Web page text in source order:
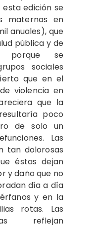
edición se
maternas en
anuales), que
pública y de
porque se
sociales
que en el
violencia en
que la
poco
de solo un
Las
tan dolorosas
éstas dejan
y daño que no
día a día
y en la
rotas. Las
reflejan